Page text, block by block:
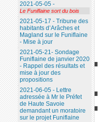
2021-05-05 -
Le Funiflaine sort du bois
2021-05-17 - Tribune des
habitants d’Arâches et
Magland sur le Funiflaine
- Mise à jour
2021-05-21- Sondage
Funiflaine de janvier 2020
- Rappel des résultats et
mise à jour des
propositions
2021-06-05 - Lettre
adressée à Mr le Préfet
de Haute Savoie
demandant un moratoire
sur le projet Funiflaine